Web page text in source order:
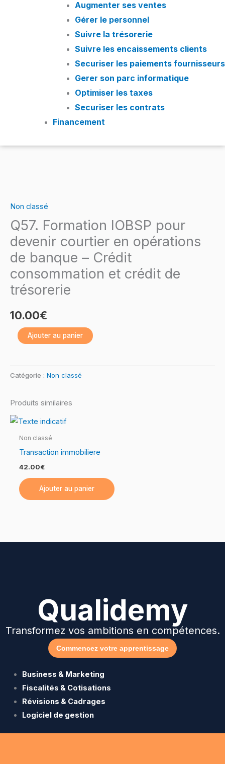
Augmenter ses ventes
Gérer le personnel
Suivre la trésorerie
Suivre les encaissements clients
Securiser les paiements fournisseurs
Gerer son parc informatique
Optimiser les taxes
Securiser les contrats
Financement
Non classé
Q57. Formation IOBSP pour
devenir courtier en opérations
de banque – Crédit
consommation et crédit de
trésorerie
10.00€
Q57.
Formation
IOBSP
pour
devenir
courtier
en
de
banque
consommation
crédit
trésorerie
Ajouter au panier
Catégorie : Non classé
Produits similaires
Non classé
Transaction immobiliere
42.00€
Ajouter au panier
Qualidemy
Transformez vos ambitions en compétences.
Commencez votre apprentissage
Business & Marketing
Fiscalités & Cotisations
Révisions & Cadrages
Logiciel de gestion